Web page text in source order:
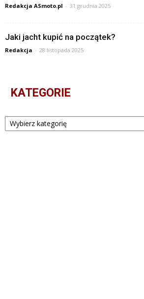
Redakcja ASmoto.pl - 31 grudnia 2025
Jaki jacht kupić na początek?
Redakcja - 28 listopada 2025
KATEGORIE
Kategorie